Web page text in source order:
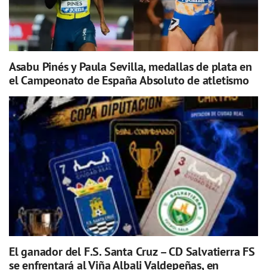
Asabu Pinés y Paula Sevilla, medallas de plata en
el Campeonato de España Absoluto de atletismo
El ganador del F.S. Santa Cruz – CD Salvatierra FS
se enfrentará al Viña Albali Valdepeñas, en